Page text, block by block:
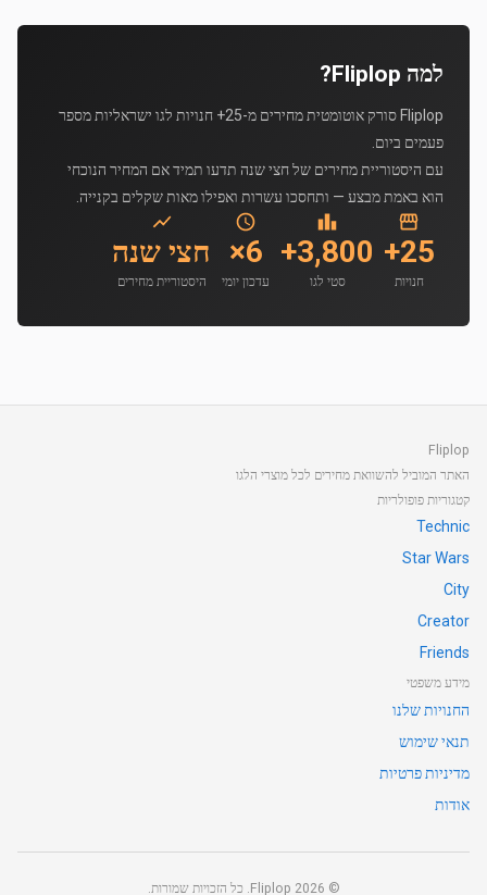
למה Fliplop?
Fliplop סורק אוטומטית מחירים מ-25+ חנויות לגו ישראליות מספר
פעמים ביום.
עם היסטוריית מחירים של חצי שנה תדעו תמיד אם המחיר הנוכחי
הוא באמת מבצע — ותחסכו עשרות ואפילו מאות שקלים בקנייה.
25+
חנויות
3,800+
סטי לגו
6×
עדכון יומי
חצי שנה
היסטוריית מחירים
Fliplop
האתר המוביל להשוואת מחירים לכל מוצרי הלגו
קטגוריות פופולריות
Technic
Star Wars
City
Creator
Friends
מידע משפטי
החנויות שלנו
תנאי שימוש
מדיניות פרטיות
אודות
©
2026